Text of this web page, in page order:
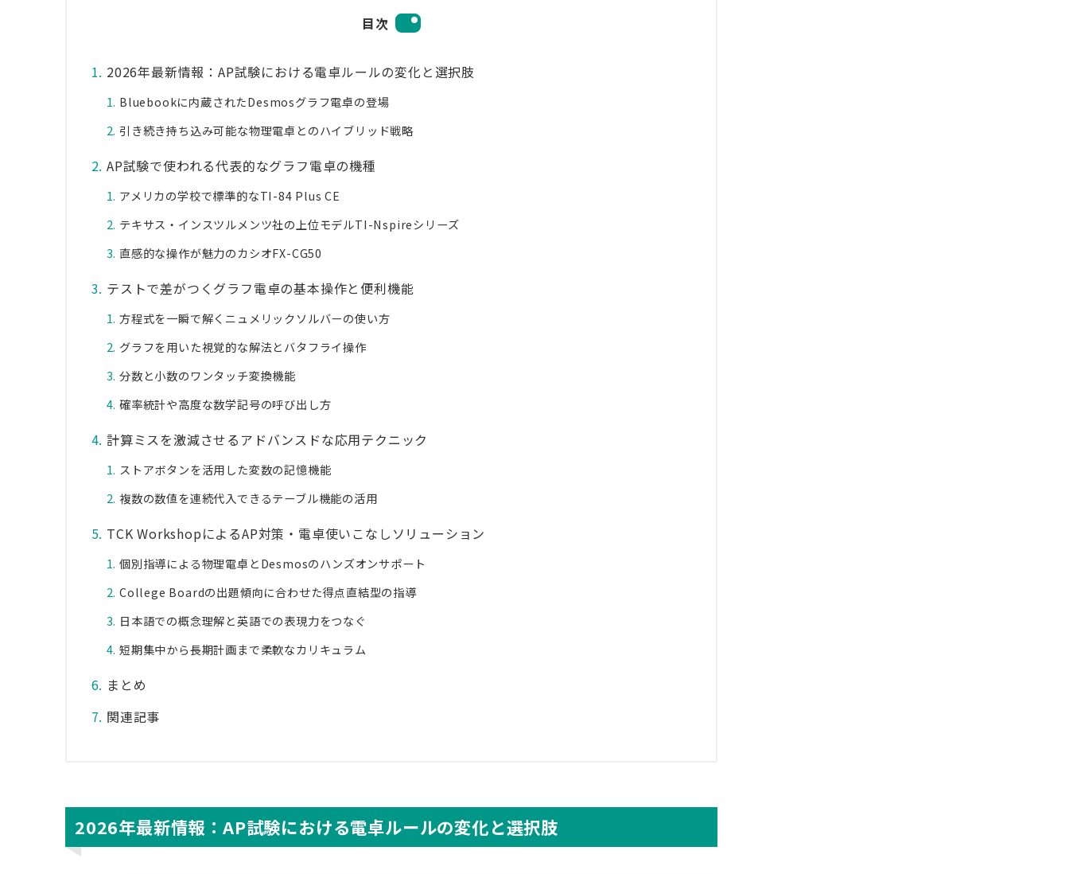
目次
2026年最新情報：AP試験における電卓ルールの変化と選択肢
Bluebookに内蔵されたDesmosグラフ電卓の登場
引き続き持ち込み可能な物理電卓とのハイブリッド戦略
AP試験で使われる代表的なグラフ電卓の機種
アメリカの学校で標準的なTI-84 Plus CE
テキサス・インスツルメンツ社の上位モデルTI-Nspireシリーズ
直感的な操作が魅力のカシオFX-CG50
テストで差がつくグラフ電卓の基本操作と便利機能
方程式を一瞬で解くニュメリックソルバーの使い方
グラフを用いた視覚的な解法とバタフライ操作
分数と小数のワンタッチ変換機能
確率統計や高度な数学記号の呼び出し方
計算ミスを激減させるアドバンスドな応用テクニック
ストアボタンを活用した変数の記憶機能
複数の数値を連続代入できるテーブル機能の活用
TCK WorkshopによるAP対策・電卓使いこなしソリューション
個別指導による物理電卓とDesmosのハンズオンサポート
College Boardの出題傾向に合わせた得点直結型の指導
日本語での概念理解と英語での表現力をつなぐ
短期集中から長期計画まで柔軟なカリキュラム
まとめ
関連記事
2026年最新情報：AP試験における電卓ルールの変化と選択肢